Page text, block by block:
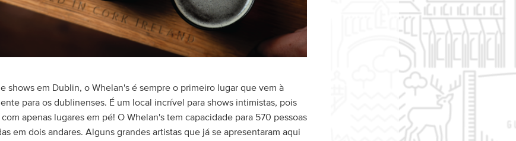
shows em Dublin, o Whelan's é sempre o primeiro lugar que vem à
para os dublinenses. É um local incrível para shows intimistas, pois
apenas lugares em pé! O Whelan's tem capacidade para 570 pessoas
em dois andares. Alguns grandes artistas que já se apresentaram aqui